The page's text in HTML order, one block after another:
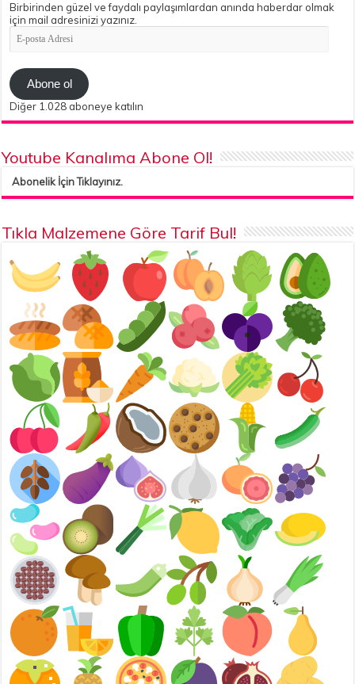
Birbirinden güzel ve faydalı paylaşımlardan anında haberdar olmak
için mail adresinizi yazınız.
E-
posta
Abone ol
Diğer 1.028 aboneye katılın
Youtube Kanalıma Abone Ol!
Abonelik İçin Tıklayınız.
Tıkla Malzemene Göre Tarif Bul!